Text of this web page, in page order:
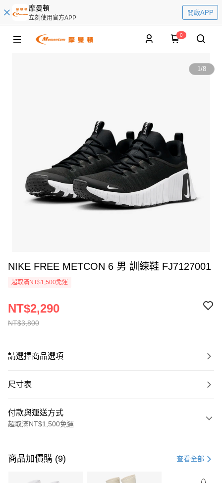
摩曼頓
立刻使用官方APP
開啟APP
0
1/8
NIKE FREE METCON 6 男 訓練鞋 FJ7127001
超取滿NT$1,500免運
NT$3,800
NT$2,290
請選擇商品選項
尺寸表
付款與運送方式
超取滿NT$1,500免運
信用卡一次付款
商品加價購 (9) 查看全部